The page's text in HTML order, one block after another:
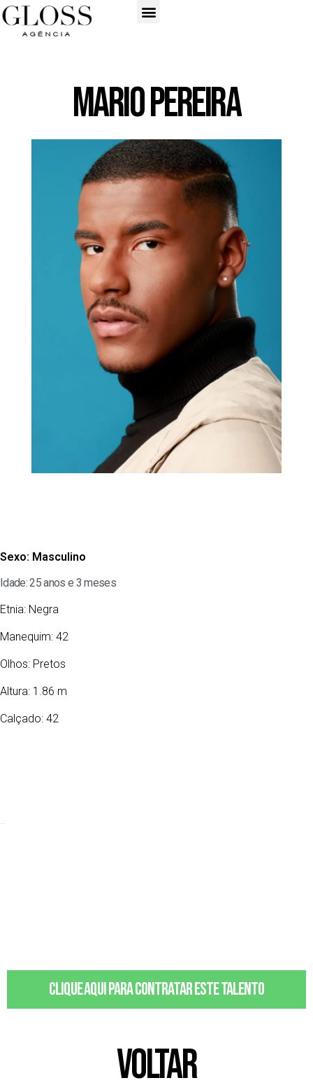
Mario Pereira
Sexo: Masculino
Idade: 25 anos e 3 meses
Etnia: Negra
Manequim: 42
Olhos: Pretos
Altura: 1.86 m
Calçado: 42
Clique aqui para contratar este talento
VOLTAR